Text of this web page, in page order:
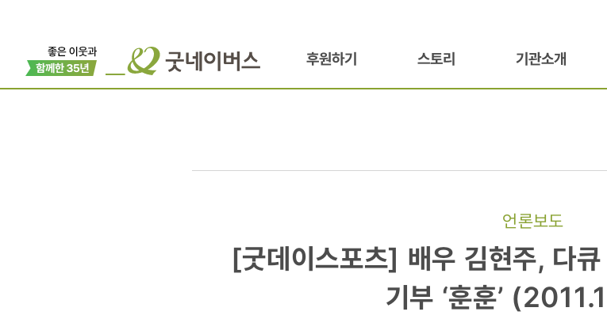
후원하기 스토리 기관소개
언론보도
[굿데이스포츠]
[굿데이스포츠] 배우 김현주, 다큐
기부 ‘훈훈’